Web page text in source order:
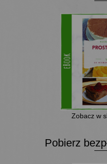
Zobacz w
Pobierz